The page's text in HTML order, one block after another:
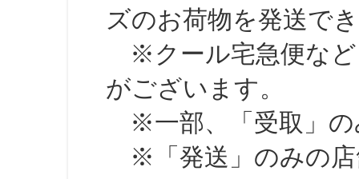
ズのお荷物を発送で
※クール宅急便など
がございます。
※一部、「受取」の
※「発送」のみの店